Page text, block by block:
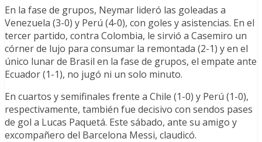
En la fase de grupos, Neymar lideró las goleadas a
Venezuela (3-0) y Perú (4-0), con goles y asistencias. En el
tercer partido, contra Colombia, le sirvió a Casemiro un
córner de lujo para consumar la remontada (2-1) y en el
único lunar de Brasil en la fase de grupos, el empate ante
Ecuador (1-1), no jugó ni un solo minuto.
En cuartos y semifinales frente a Chile (1-0) y Perú (1-0),
respectivamente, también fue decisivo con sendos pases
de gol a Lucas Paquetá. Este sábado, ante su amigo y
excompañero del Barcelona Messi, claudicó.